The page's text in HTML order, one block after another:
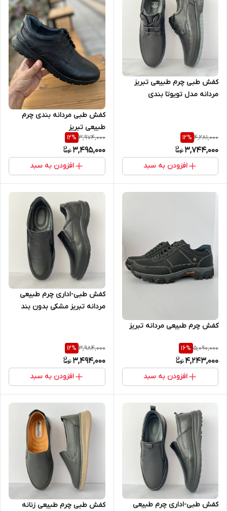
کفش طبی چرم طبیعی تبریز
مردانه مدل تویوتا بندی
4,281,000
12%
3,744,000
افزودن به سبد
کفش طبی مردانه بندی چرم
طبیعی تبریز
3,974,000
12%
3,495,000
افزودن به سبد
کفش چرم طبیعی مردانه تبریز
5,090,000
16%
4,243,000
افزودن به سبد
کفش طبی-اداری چرم طبیعی
مردانه تبریز مشکی بدون بند
3,984,000
12%
3,494,000
افزودن به سبد
کفش طبی-اداری چرم طبیعی
کفش طبی چرم طبیعی زنانه